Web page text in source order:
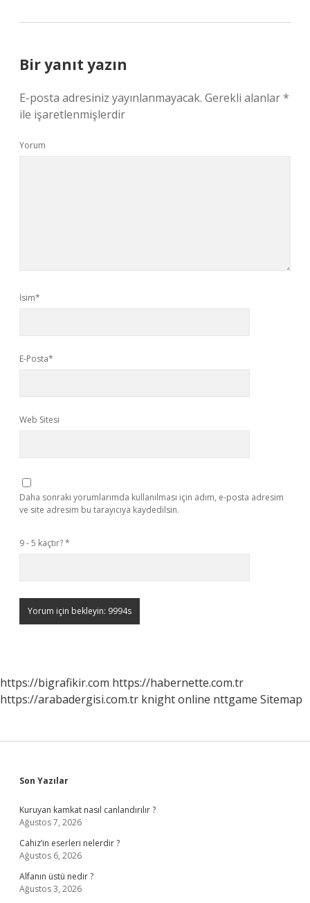
Bir yanıt yazın
E-posta adresiniz yayınlanmayacak. Gerekli alanlar*
ile işaretlenmişlerdir
Yorum
İsim*
E-Posta*
Web Sitesi
Daha sonraki yorumlarımda kullanılması için adım, e-posta adresim
ve site adresim bu tarayıcıya kaydedilsin.
9 - 5 kaçtır?*
https://bigrafikir.com https://habernette.com.tr
https://arabadergisi.com.tr knight online nttgame Sitemap
Sidebar
Son Yazılar
Kuruyan kamkat nasıl canlandırılır ?
Ağustos 7, 2026
Cahiz’in eserleri nelerdir ?
Ağustos 6, 2026
Alfanın üstü nedir ?
Ağustos 3, 2026